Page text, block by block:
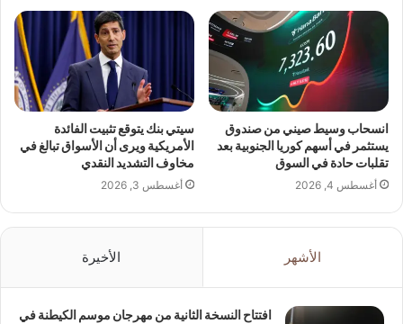
انسحاب وسيط صيني من صندوق
يستثمر في أسهم كوريا الجنوبية بعد
تقلبات حادة في السوق
أغسطس 4, 2026
سيتي بنك يتوقع تثبيت الفائدة
الأمريكية ويرى أن الأسواق تبالغ في
مخاوف التشديد النقدي
أغسطس 3, 2026
الأشهر الأخيرة
افتتاح النسخة الثانية من مهرجان موسم الكيطنة في